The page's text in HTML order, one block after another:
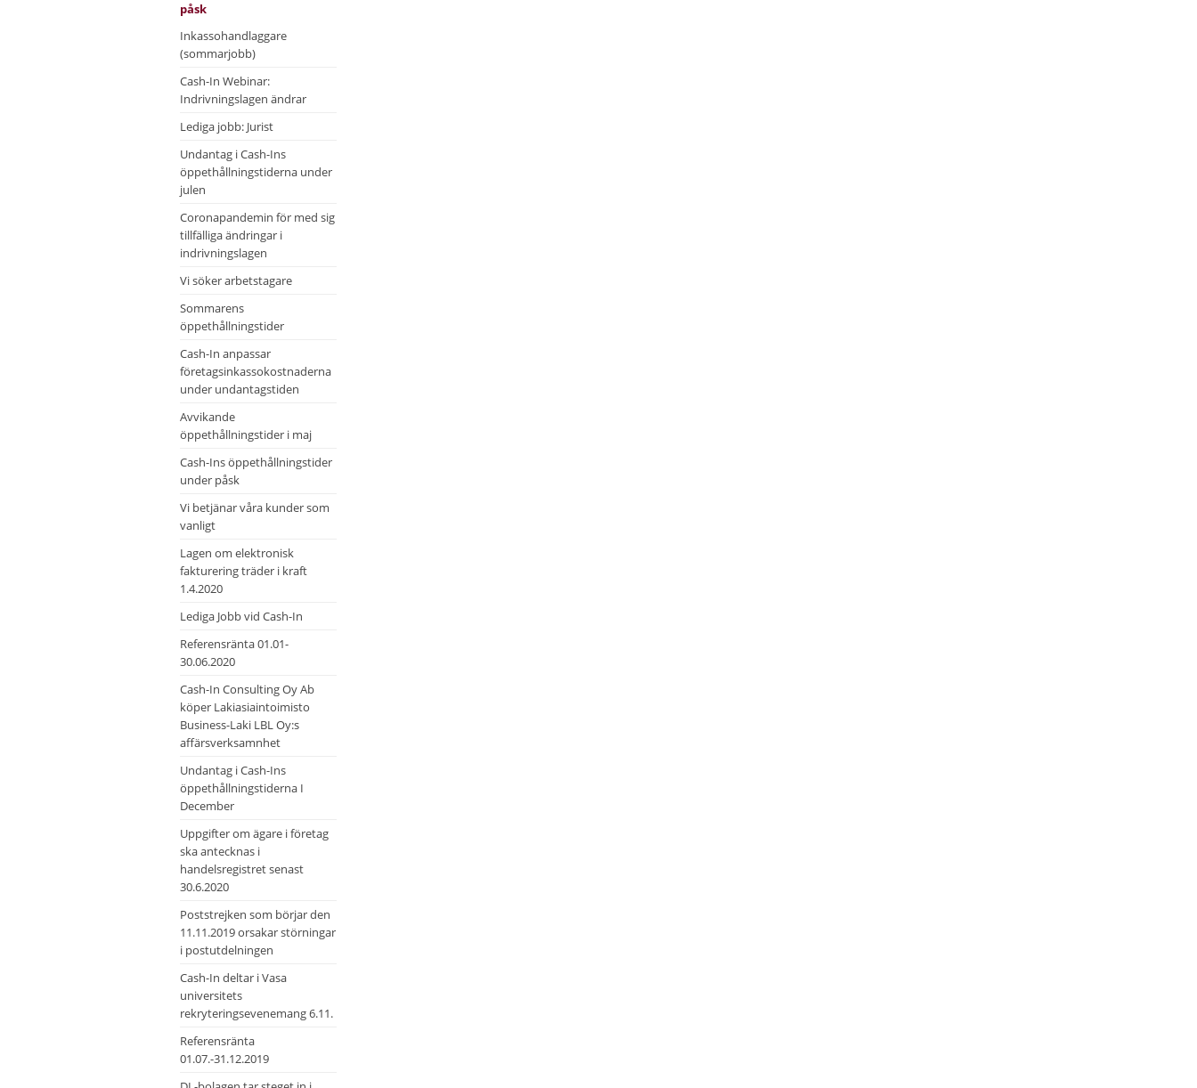
påsk
Inkassohandlaggare
(sommarjobb)
Cash-In Webinar:
Indrivningslagen ändrar
Lediga jobb: Jurist
Undantag i Cash-Ins
öppethållningstiderna under
julen
Coronapandemin för med sig
tillfälliga ändringar i
indrivningslagen
Vi söker arbetstagare
Sommarens
öppethållningstider
Cash-In anpassar
företagsinkassokostnaderna
under undantagstiden
Avvikande
öppethållningstider i maj
Cash-Ins öppethållningstider
under påsk
Vi betjänar våra kunder som
vanligt
Lagen om elektronisk
fakturering träder i kraft
1.4.2020
Lediga Jobb vid Cash-In
Referensränta 01.01-
30.06.2020
Cash-In Consulting Oy Ab
köper Lakiasiaintoimisto
Business-Laki LBL Oy:s
affärsverksamnhet
Undantag i Cash-Ins
öppethållningstiderna I
December
Uppgifter om ägare i företag
ska antecknas i
handelsregistret senast
30.6.2020
Poststrejken som börjar den
11.11.2019 orsakar störningar
i postutdelningen
Cash-In deltar i Vasa
universitets
rekryteringsevenemang 6.11.
Referensränta
01.07.-31.12.2019